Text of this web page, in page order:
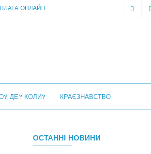
ОНЛАЙН
ДЕ? КОЛИ? КРАЄЗНАВСТВО
ОСТАННІ НОВИНИ